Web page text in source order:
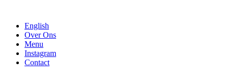
English
Over Ons
Menu
Instagram
Contact